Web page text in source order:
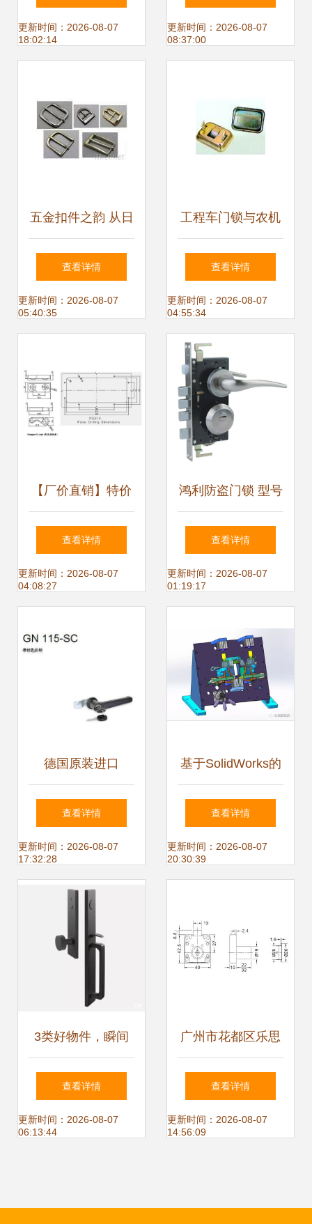
机械门锁匠心品质
更新时间：2026-08-07
18:02:14
M20评测 告别钥匙
更新时间：2026-08-07
08:37:00
五金扣件之韵 从日
常锁具到工业纽扣
的匠心旅程
查看详情
更新时间：2026-08-07
05:40:35
工程车门锁与农机
门锁全方位解析 品
种全面、批发首选
查看详情
更新时间：2026-08-07
04:55:34
【厂价直销】特价
提供不锈钢门锁 车
厢门锁 机械门锁
提供不锈钢门锁 车
集装箱门锁图片大
全,福州康信机电制
造-
查看详情
更新时间：2026-08-07
04:08:27
鸿利防盗门锁 型号
齐全，优质保证
——机械门锁在现
选
查看详情
更新时间：2026-08-07
01:19:17
德国原装进口
GN115-SC带钥匙
机械门锁 高清细节
鉴赏与工艺解析
查看详情
更新时间：2026-08-07
17:32:28
基于SolidWorks的
汽车门锁焊接夹具
模型设计与分析
查看详情
更新时间：2026-08-07
20:30:39
3类好物件，瞬间
提升家里格调，最
便宜只要3美金
查看详情
更新时间：2026-08-07
06:13:44
广州市花都区乐思
富五金制品厂 乐斯
特弗家具五金 家具
查看详情
更新时间：2026-08-07
14:56:09